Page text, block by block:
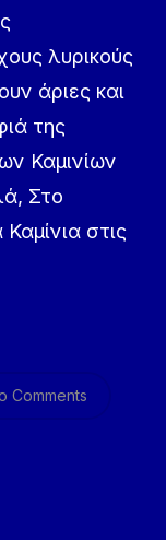
λυρικούς
άριες και
της
Καμινίων
Στο
στις
Comments